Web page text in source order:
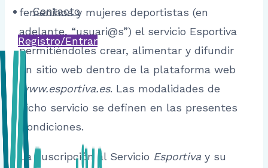
Contacto
Registro/Entrar
femeninos y mujeres deportistas (en
adelante, “usuari@s”) el servicio Esportiva
permitiéndoles crear, alimentar y difundir
un sitio web dentro de la plataforma web
www.esportiva.es. Las modalidades de
dicho servicio se definen en las presentes
Condiciones.
La suscripción al Servicio Esportiva y su